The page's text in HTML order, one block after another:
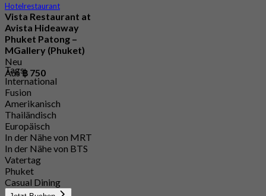
Hotelrestaurant
Vista Restaurant at
Avista Hideaway
Phuket Patong –
MGallery (Phuket)
Neu
Aus฿ 750
Tags
International
Fusion
Amerikanisch
Thailändisch
Europäisch
In der Nähe von MRT
In der Nähe von BTS
Vatertag
Phuket
Casual Dining